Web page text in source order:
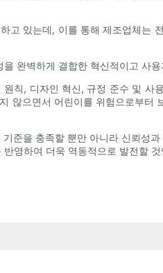
고 있는데, 이를 통해 제조업체
완벽하게 결합한 혁신적이고 사
칙, 디자인 혁신, 규정 준수 및
않으면서 어린이를 위험으로부
준을 충족할 뿐만 아니라 신뢰성
영하여 더욱 역동적으로 발전할 것